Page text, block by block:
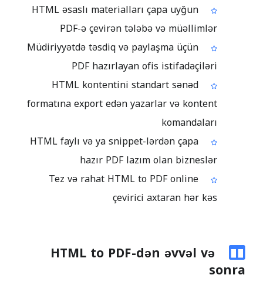
HTML əsaslı materialları çapa uyğun
PDF-ə çevirən tələbə və müəllimlər
Müdiriyyətdə təsdiq və paylaşma üçün
PDF hazırlayan ofis istifadəçiləri
HTML kontentini standart sənəd
formatına export edən yazarlar və kontent
komandaları
HTML faylı və ya snippet-lərdən çapa
hazır PDF lazım olan bizneslər
Tez və rahat HTML to PDF online
çevirici axtaran hər kəs
HTML to PDF-dən əvvəl və
sonra